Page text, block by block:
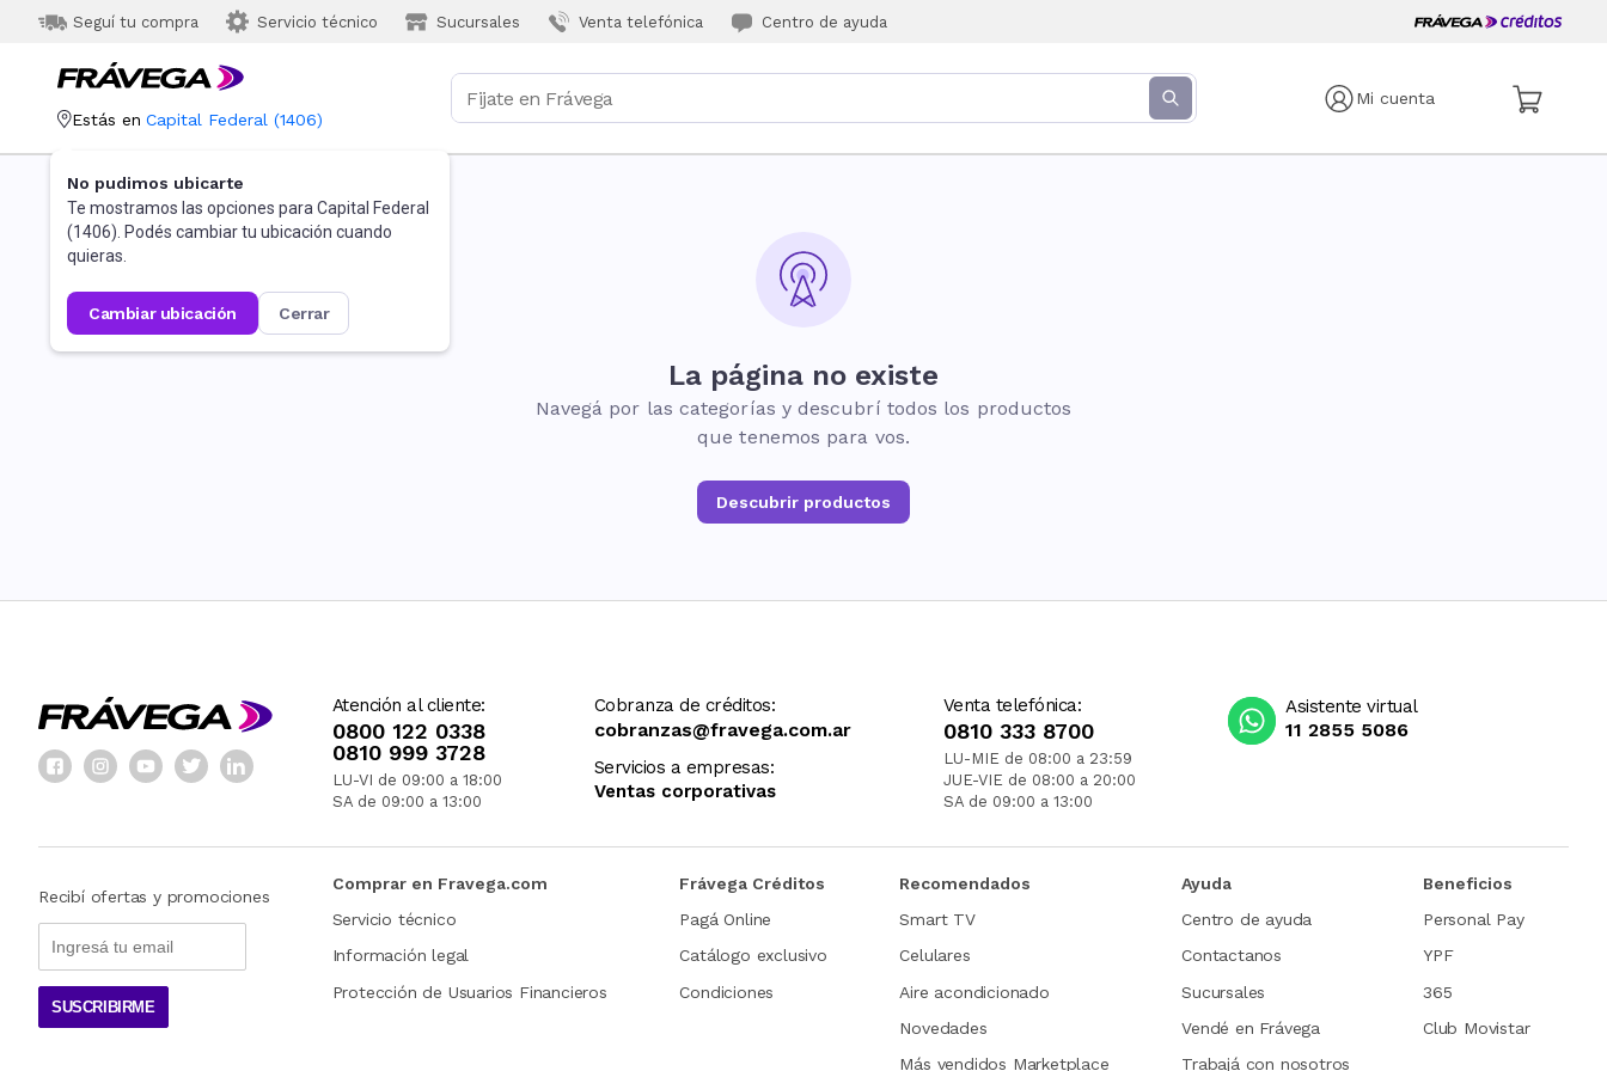
Seguí tu compra Servicio técnico Sucursales Venta telefónica Centro de ayuda
Mi cuenta
Estás en Capital Federal (1406)
No pudimos ubicarte
Te mostramos las opciones para Capital Federal
(1406). Podés cambiar tu ubicación cuando
quieras.
cambiar ubicación cerrar
La página no existe
Navegá por las categorías y descubrí todos los productos
que tenemos para vos.
Descubrir productos
Atención al cliente:
0800 122 0338
0810 999 3728
LU-VI de 09:00 a 18:00
SA de 09:00 a 13:00
Cobranza de créditos:
cobranzas@fravega.com.ar
Servicios a empresas:
Ventas corporativas
Venta telefónica:
0810 333 8700
LU-MIE de 08:00 a 23:59
JUE-VIE de 08:00 a 20:00
SA de 09:00 a 13:00
Asistente virtual
11 2855 5086
Recibí ofertas y promociones
SUSCRIBIRME
Comprar en Fravega.com
Servicio técnico
Información legal
Protección de Usuarios Financieros
Frávega Créditos
Pagá Online
Catálogo exclusivo
Condiciones
Recomendados
Smart TV
Celulares
Aire acondicionado
Novedades
Más vendidos Marketplace
Ayuda
Centro de ayuda
Contactanos
Sucursales
Vendé en Frávega
Trabajá con nosotros
Beneficios
Personal Pay
YPF
365
Club Movistar